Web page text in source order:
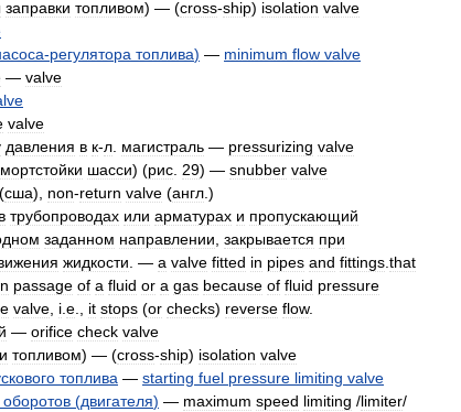
заправки топливом) — (cross-ship) isolation valve
-регулятора топлива) — minimum flow valve
— valve
valve
давления в к-л магистраль — pressurizing valve
шасси) (рис 29) — snubber valve
(сша), non-return valve (англ .)
в трубопроводах или арматурах и пропускающий
заданном направлении закрывается при
жидкости . — а valve fitted in pipes and fittings that
passage of a fluid or а gas because of fluid pressure
valve i e it stops (or checks) reverse flow.
— orifice check valve
топливом) — (cross-ship) isolation valve
топлива — starting fuel pressure limiting valve
оборотов (двигателя) — maximum speed limiting /limiter/